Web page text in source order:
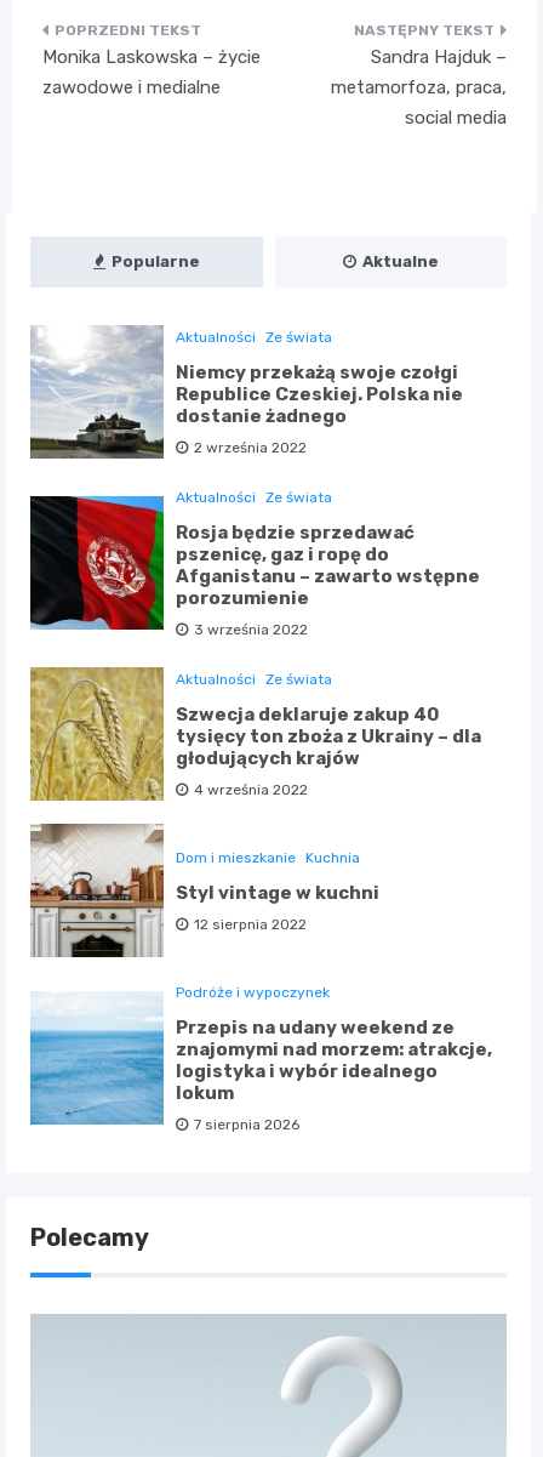
Nawigacja
wpisu
Monika Laskowska – życie
zawodowe i medialne
Sandra Hajduk –
metamorfoza, praca,
social media
Popularne Aktualne
Aktualności Ze świata
Niemcy przekażą swoje czołgi
Republice Czeskiej. Polska nie
dostanie żadnego
2 września 2022
Aktualności Ze świata
Rosja będzie sprzedawać
pszenicę, gaz i ropę do
Afganistanu – zawarto wstępne
porozumienie
3 września 2022
Aktualności Ze świata
Szwecja deklaruje zakup 40
tysięcy ton zboża z Ukrainy – dla
głodujących krajów
4 września 2022
Dom i mieszkanie Kuchnia
Styl vintage w kuchni
12 sierpnia 2022
Podróże i wypoczynek
Przepis na udany weekend ze
znajomymi nad morzem: atrakcje,
logistyka i wybór idealnego
lokum
7 sierpnia 2026
Polecamy